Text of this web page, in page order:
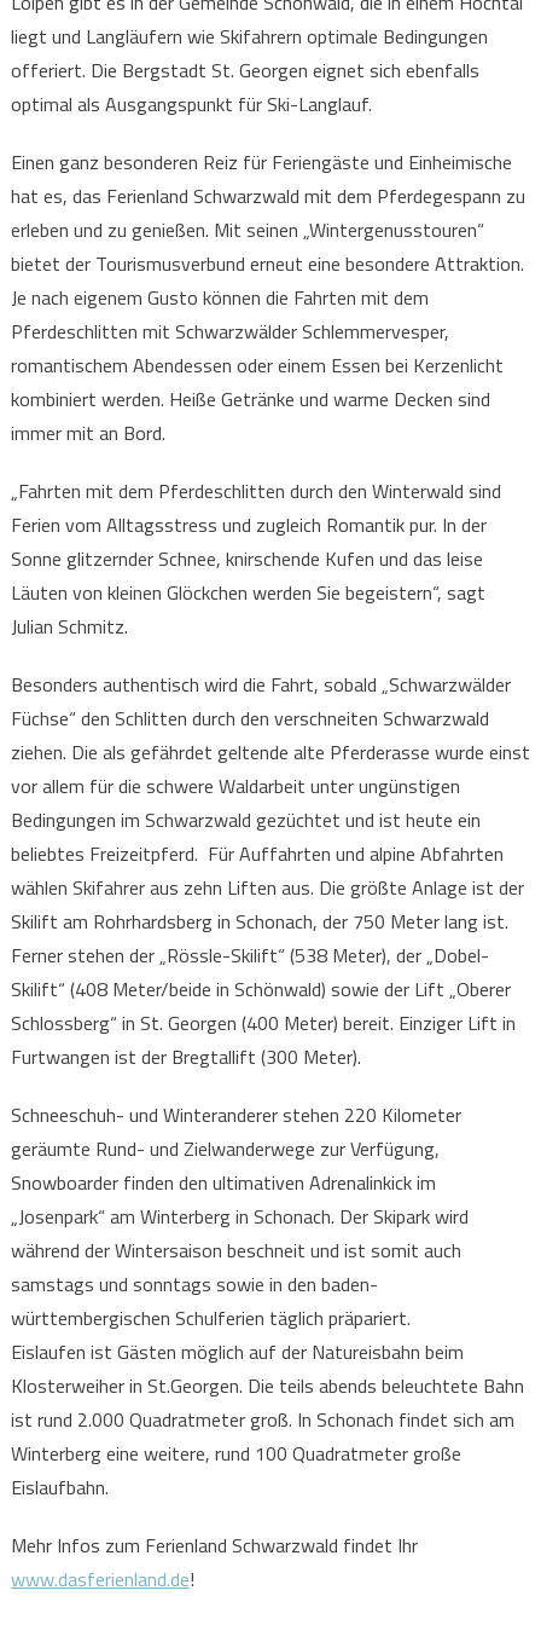
liegt und Langläufern wie Skifahrern optimale Bedingungen
offeriert. Die Bergstadt St. Georgen eignet sich ebenfalls
optimal als Ausgangspunkt für Ski-Langlauf.
Einen ganz besonderen Reiz für Feriengäste und Einheimische
hat es, das Ferienland Schwarzwald mit dem Pferdegespann zu
erleben und zu genießen. Mit seinen „Wintergenusstouren“
bietet der Tourismusverbund erneut eine besondere Attraktion.
Je nach eigenem Gusto können die Fahrten mit dem
Pferdeschlitten mit Schwarzwälder Schlemmervesper,
romantischem Abendessen oder einem Essen bei Kerzenlicht
kombiniert werden. Heiße Getränke und warme Decken sind
immer mit an Bord.
„Fahrten mit dem Pferdeschlitten durch den Winterwald sind
Ferien vom Alltagsstress und zugleich Romantik pur. In der
Sonne glitzernder Schnee, knirschende Kufen und das leise
Läuten von kleinen Glöckchen werden Sie begeistern“, sagt
Julian Schmitz.
Besonders authentisch wird die Fahrt, sobald „Schwarzwälder
Füchse“ den Schlitten durch den verschneiten Schwarzwald
ziehen. Die als gefährdet geltende alte Pferderasse wurde einst
vor allem für die schwere Waldarbeit unter ungünstigen
Bedingungen im Schwarzwald gezüchtet und ist heute ein
beliebtes Freizeitpferd. Für Auffahrten und alpine Abfahrten
wählen Skifahrer aus zehn Liften aus. Die größte Anlage ist der
Skilift am Rohrhardsberg in Schonach, der 750 Meter lang ist.
Ferner stehen der „Rössle-Skilift“ (538 Meter), der „Dobel-
Skilift“ (408 Meter/beide in Schönwald) sowie der Lift „Oberer
Schlossberg“ in St. Georgen (400 Meter) bereit. Einziger Lift in
Furtwangen ist der Bregtallift (300 Meter).
Schneeschuh- und Winteranderer stehen 220 Kilometer
geräumte Rund- und Zielwanderwege zur Verfügung,
Snowboarder finden den ultimativen Adrenalinkick im
„Josenpark“ am Winterberg in Schonach. Der Skipark wird
während der Wintersaison beschneit und ist somit auch
samstags und sonntags sowie in den baden-
württembergischen Schulferien täglich präpariert.
Eislaufen ist Gästen möglich auf der Natureisbahn beim
Klosterweiher in St.Georgen. Die teils abends beleuchtete Bahn
ist rund 2.000 Quadratmeter groß. In Schonach findet sich am
Winterberg eine weitere, rund 100 Quadratmeter große
Eislaufbahn.
Mehr Infos zum Ferienland Schwarzwald findet Ihr
www.dasferienland.de!